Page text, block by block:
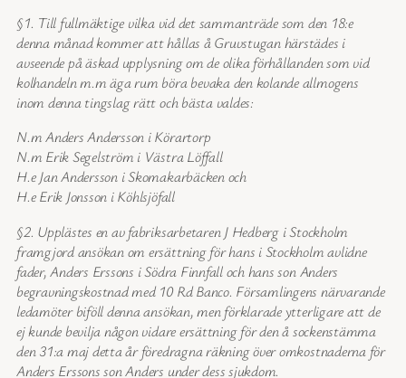
§1. Till fullmäktige vilka vid det sammanträde som den 18:e
denna månad kommer att hållas å Gruvstugan härstädes i
avseende på äskad upplysning om de olika förhållanden som vid
kolhandeln m.m äga rum böra bevaka den kolande allmogens
inom denna tingslag rätt och bästa valdes:
N.m Anders Andersson i Körartorp
N.m Erik Segelström i Västra Löffall
H.e Jan Andersson i Skomakarbäcken och
H.e Erik Jonsson i Köhlsjöfall
§2. Upplästes en av fabriksarbetaren J Hedberg i Stockholm
framgjord ansökan om ersättning för hans i Stockholm avlidne
fader, Anders Erssons i Södra Finnfall och hans son Anders
begravningskostnad med 10 Rd Banco. Församlingens närvarande
ledamöter biföll denna ansökan, men förklarade ytterligare att de
ej kunde bevilja någon vidare ersättning för den å sockenstämma
den 31:a maj detta år föredragna räkning över omkostnaderna för
Anders Erssons son Anders under dess sjukdom.